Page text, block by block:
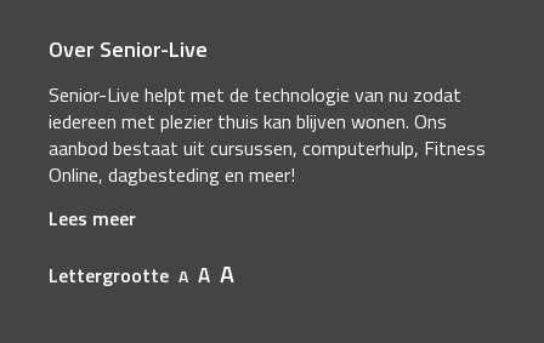
Over Senior-Live
Senior-Live helpt met de technologie van nu zodat
iedereen met plezier thuis kan blijven wonen. Ons
aanbod bestaat uit cursussen, computerhulp, Fitness
Online, dagbesteding en meer!
Lees meer
Lettergrootte A A A